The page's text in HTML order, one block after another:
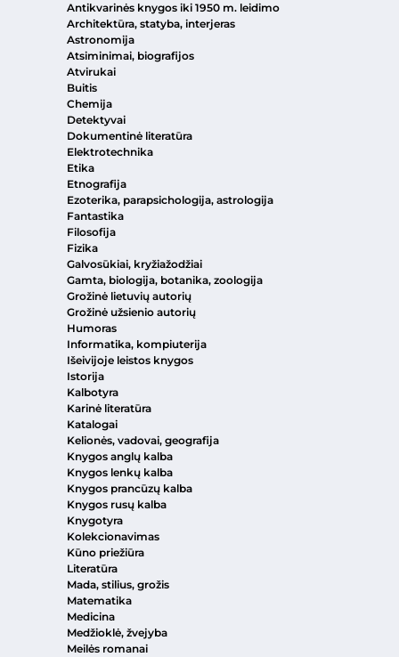
Antikvarinės knygos iki 1950 m. leidimo
Architektūra, statyba, interjeras
Astronomija
Atsiminimai, biografijos
Atvirukai
Buitis
Chemija
Detektyvai
Dokumentinė literatūra
Elektrotechnika
Etika
Etnografija
Ezoterika, parapsichologija, astrologija
Fantastika
Filosofija
Fizika
Galvosūkiai, kryžiažodžiai
Gamta, biologija, botanika, zoologija
Grožinė lietuvių autorių
Grožinė užsienio autorių
Humoras
Informatika, kompiuterija
Išeivijoje leistos knygos
Istorija
Kalbotyra
Karinė literatūra
Katalogai
Kelionės, vadovai, geografija
Knygos anglų kalba
Knygos lenkų kalba
Knygos prancūzų kalba
Knygos rusų kalba
Knygotyra
Kolekcionavimas
Kūno priežiūra
Literatūra
Mada, stilius, grožis
Matematika
Medicina
Medžioklė, žvejyba
Meilės romanai